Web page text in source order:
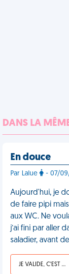
DANS LA
En douce
Par Lalue - 07/
Aujourd'hui, je
de faire pipi
aux WC. Ne
j’ai fini par aller
saladier, avant
JE VALIDE, C'EST UNE VDM